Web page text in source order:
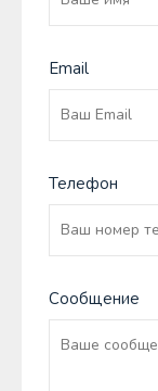
Email
Телефон
Сообщение